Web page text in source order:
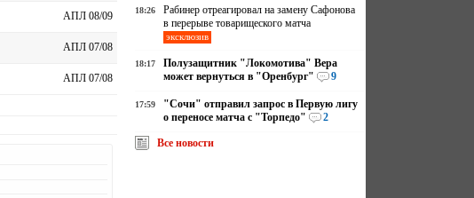
АПЛ 08/09
АПЛ 07/08
АПЛ 07/08
18:26
Рабинер отреагировал на замену Сафонова
в перерыве товарищеского матча
эксклюзив
18:17
Полузащитник "Локомотива" Вера
может вернуться в "Оренбург"
9
17:59
"Сочи" отправил запрос в Первую лигу
о переносе матча с "Торпедо"
2
Все новости